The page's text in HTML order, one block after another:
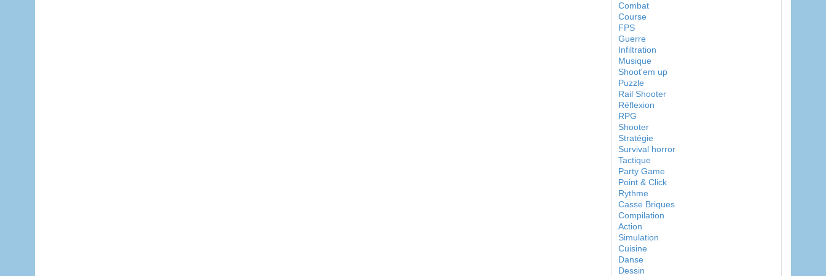
Combat
Course
FPS
Guerre
Infiltration
Musique
Shoot'em up
Puzzle
Rail Shooter
Réflexion
RPG
Shooter
Stratégie
Survival horror
Tactique
Party Game
Point & Click
Rythme
Casse Briques
Compilation
Action
Simulation
Cuisine
Danse
Dessin